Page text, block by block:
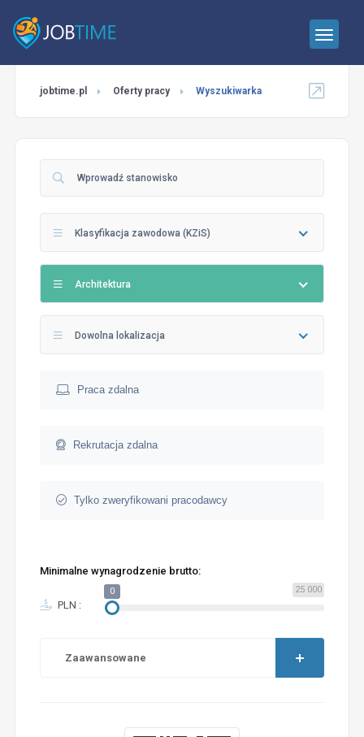
jobtime.pl Oferty pracy Wyszukiwarka
Klasyfikacja zawodowa (KZiS)
Architektura
Dowolna lokalizacja
Praca zdalna
Rekrutacja zdalna
Tylko zweryfikowani pracodawcy
Minimalne wynagrodzenie brutto:
PLN :
25 000
0
Zaawansowane